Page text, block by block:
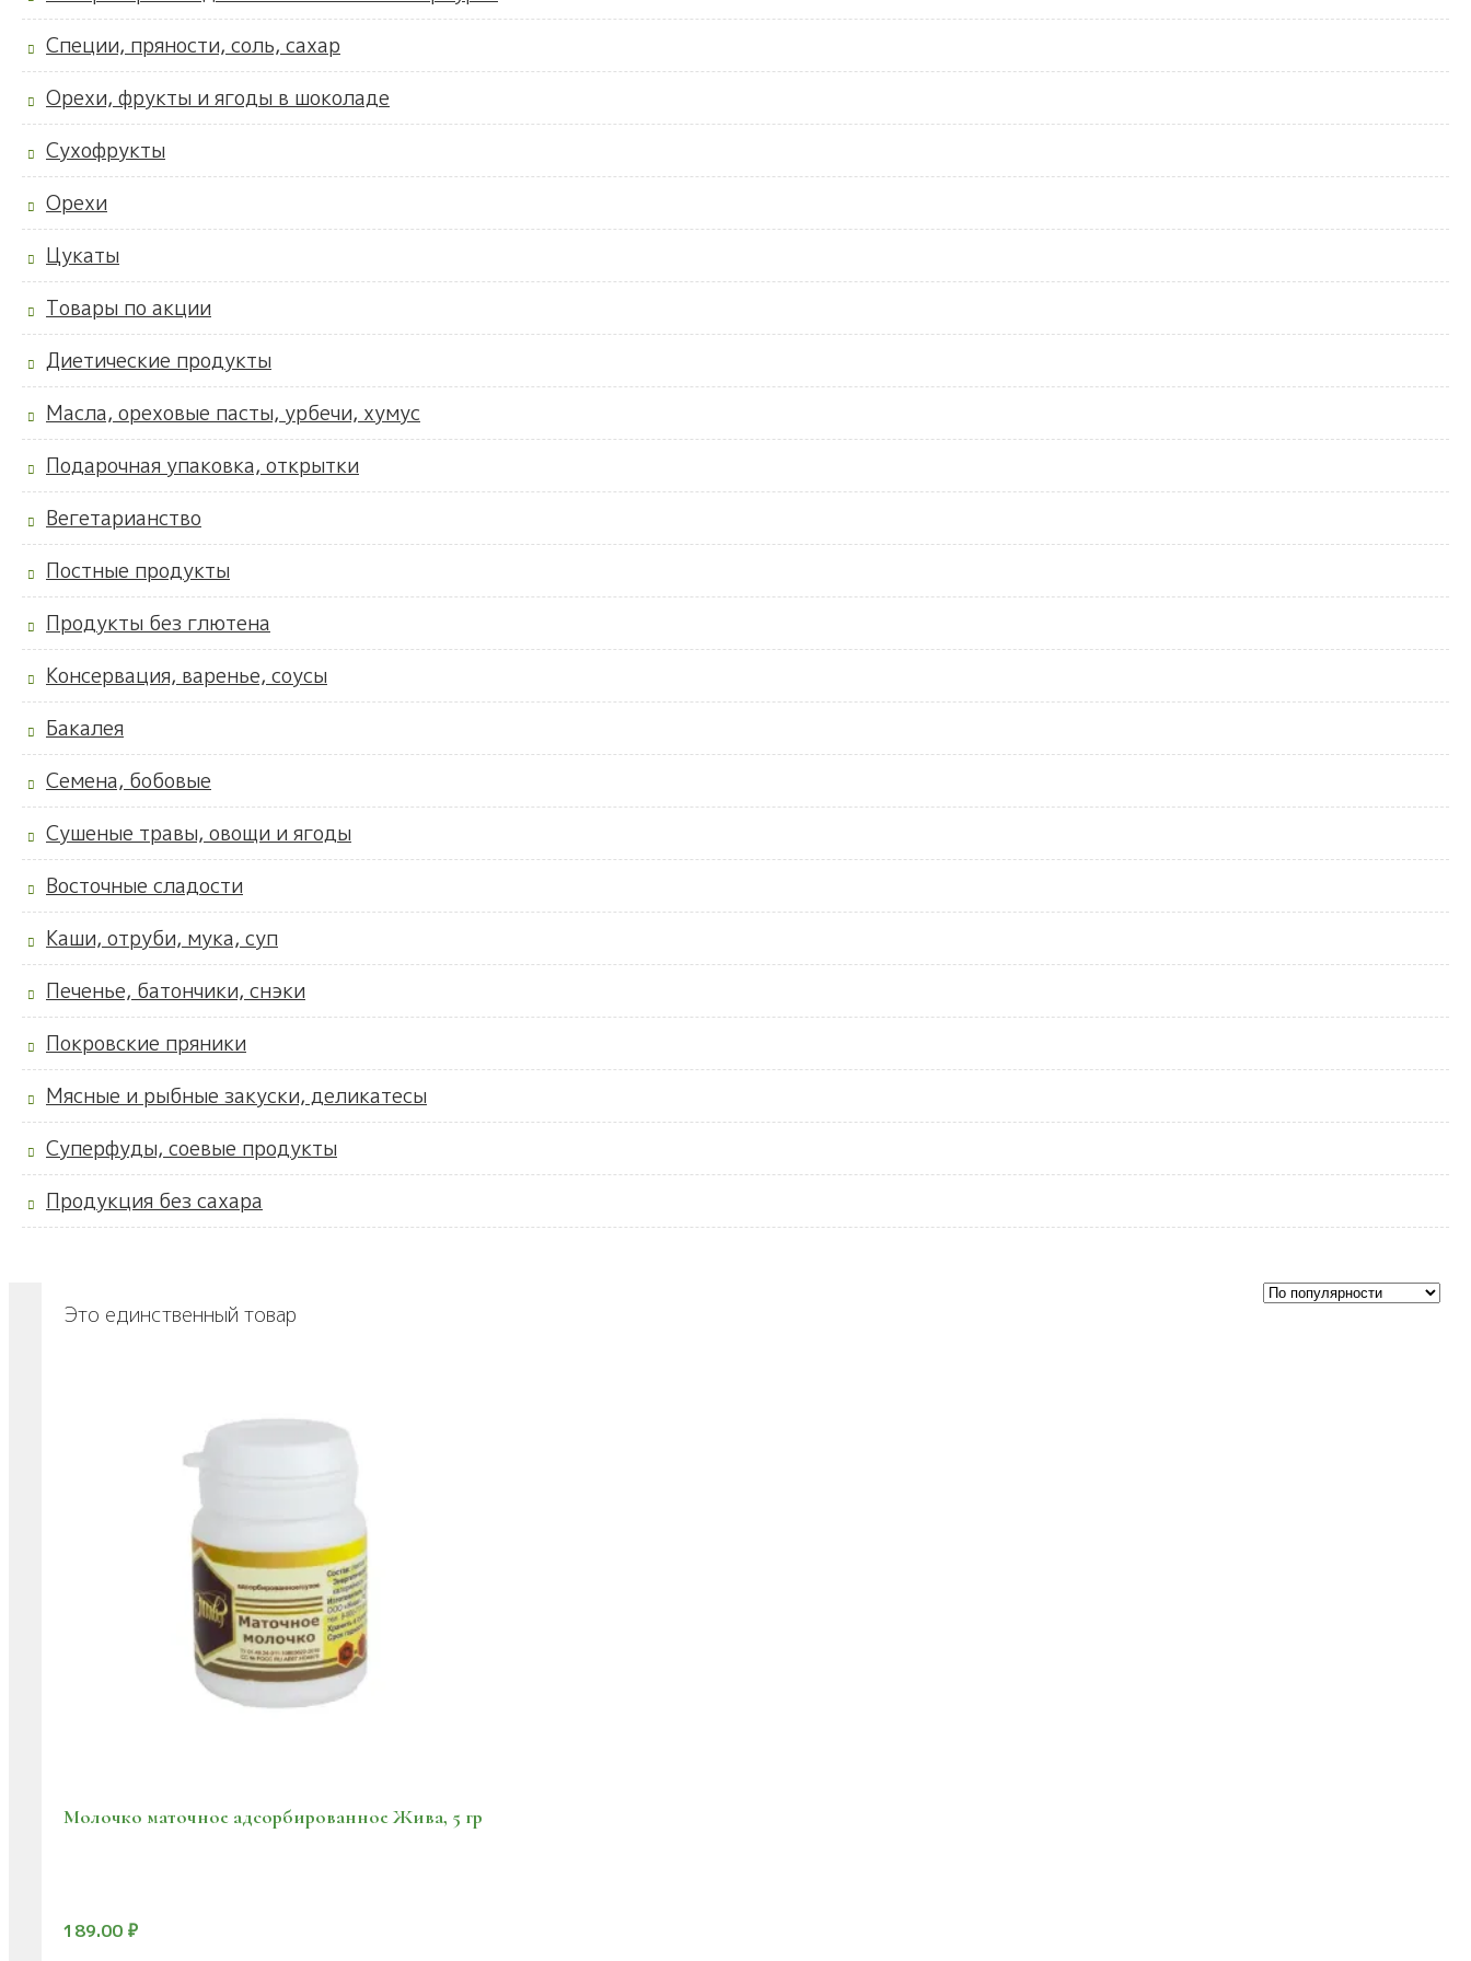
Специи, пряности, соль, сахар
Орехи, фрукты и ягоды в шоколаде
Сухофрукты
Орехи
Цукаты
Товары по акции
Диетические продукты
Масла, ореховые пасты, урбечи, хумус
Подарочная упаковка, открытки
Вегетарианство
Постные продукты
Продукты без глютена
Консервация, варенье, соусы
Бакалея
Семена, бобовые
Сушеные травы, овощи и ягоды
Восточные сладости
Каши, отруби, мука, суп
Печенье, батончики, снэки
Покровские пряники
Мясные и рыбные закуски, деликатесы
Суперфуды, соевые продукты
Продукция без сахара
Это единственный товар
Молочко маточное адсорбированное Жива, 5 гр
189.00 ₽